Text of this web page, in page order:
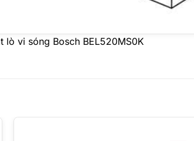
lò vi sóng Bosch BEL520MS0K